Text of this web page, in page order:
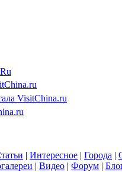
VisitChina.ru
| Интересное | Города |
| Видео | Форум |